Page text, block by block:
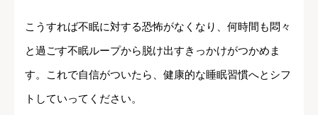
こうすれば不眠に対する恐怖がなくなり、何時間も悶々
と過ごす不眠ループから脱け出すきっかけがつかめま
す。これで自信がついたら、健康的な睡眠習慣へとシフ
トしていってください。